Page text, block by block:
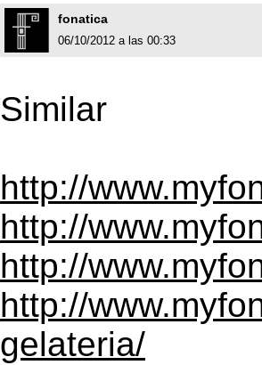
fonatica
06/10/2012 a las 00:33
Similar
http://
http://
http://
http://
gelateria/